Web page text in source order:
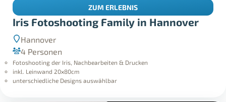
Iris Fotoshooting Family in Hannover
Hannover
4 Personen
Fotoshooting der Iris, Nachbearbeiten & Drucken
inkl. Leinwand 20x80cm
unterschiedliche Designs auswählbar
ZUM ERLEBNIS